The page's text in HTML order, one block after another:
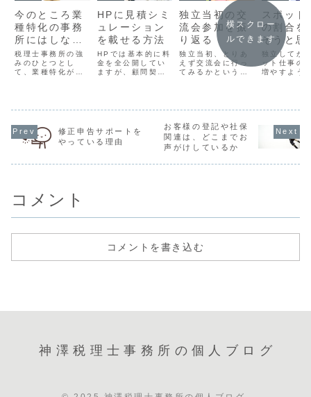
今のところ業
種特化の事務
所にはしない
つもり
税理士事務所の強
みのひとつとし
て、業種特化があ
種は絞らない方針
です。色々な商売
の裏側を見ること
HPに見積シミ
ュレーション
を載せる方法
HPでは基本的に料
金を全公開してい
ますが、顧問契約
で見積シミュレー
ションを作る方法
について紹介しま
す。見積シミュレ
独立当初の交
流会参加を振
り返る
独立当初、とりあ
えず交流会に行っ
てみるかというこ
交流会よく聞く
BNIや起業塾はハ
ードルが高すぎた
ので、まずは30名
スポット
の割合を
そうと思
理由
独立してか
ット仕事の
増やすよう
ら主に税理
いていない
方向けに、
横スクロー
ルできます
修正申告サポートを
やっている理由
お客様の登記や社保
関連は、どこまでお
声がけしているか
コメント
コメントを書き込む
神澤税理士事務所の個人ブログ